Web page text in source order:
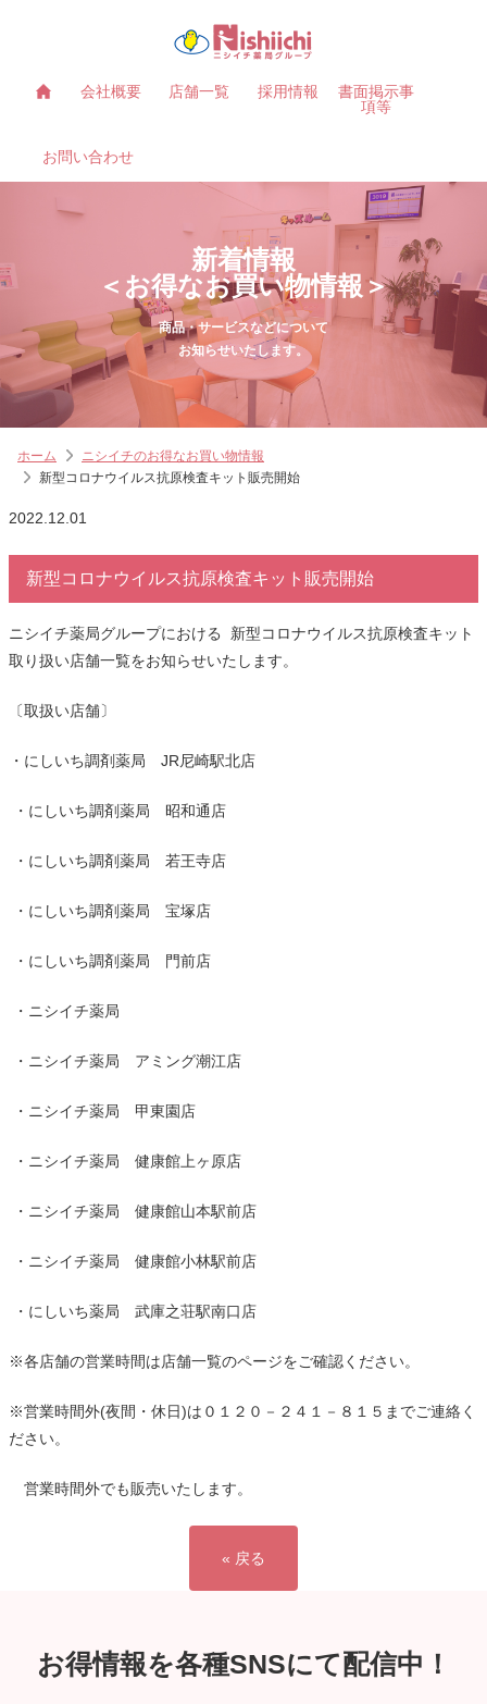
会社概要 店舗一覧 採用情報
書面掲示事
項等
お問い合わせ
新着情報
＜お得なお買い物情報＞
商品・サービスなどについて
お知らせいたします。
ホーム
ニシイチのお得なお買い物情報
新型コロナウイルス抗原検査キット販売開始
2022.12.01
新型コロナウイルス抗原検査キット販売開始
ニシイチ薬局グループにおける 新型コロナウイルス抗原検査キット
取り扱い店舗一覧をお知らせいたします。
〔取扱い店舗〕
・にしいち調剤薬局 JR尼崎駅北店
・にしいち調剤薬局 昭和通店
・にしいち調剤薬局 若王寺店
・にしいち調剤薬局 宝塚店
・にしいち調剤薬局 門前店
・ニシイチ薬局
・ニシイチ薬局 アミング潮江店
・ニシイチ薬局 甲東園店
・ニシイチ薬局 健康館上ヶ原店
・ニシイチ薬局 健康館山本駅前店
・ニシイチ薬局 健康館小林駅前店
・にしいち薬局 武庫之荘駅南口店
※各店舗の営業時間は店舗一覧のページをご確認ください。
※営業時間外(夜間・休日)は０１２０－２４１－８１５までご連絡く
ださい。
営業時間外でも販売いたします。
« 戻る
お得情報を各種SNSにて配信中！